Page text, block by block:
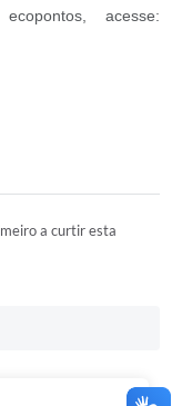
acesse:
a curtir esta